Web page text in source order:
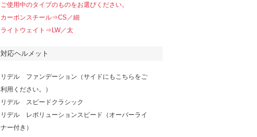
ご使用中のタイプのものをお選びください。
カーボンスチール⇒CS／細
ライトウェイト⇒LW／太
対応ヘルメット
リデル ファンデーション（サイドにもこちらをご
利用ください。）
リデル スピードクラシック
リデル レボリューションスピード（オーバーライ
ナー付き）